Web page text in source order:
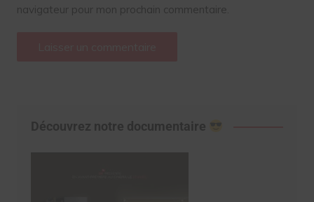
navigateur pour mon prochain commentaire.
Découvrez notre documentaire